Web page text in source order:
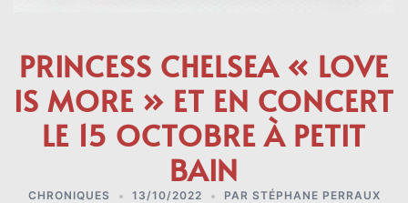
PRINCESS CHELSEA « LOVE
IS MORE » ET EN CONCERT
LE 15 OCTOBRE À PETIT
BAIN
CHRONIQUES 13/10/2022 PAR STÉPHANE PERRAUX